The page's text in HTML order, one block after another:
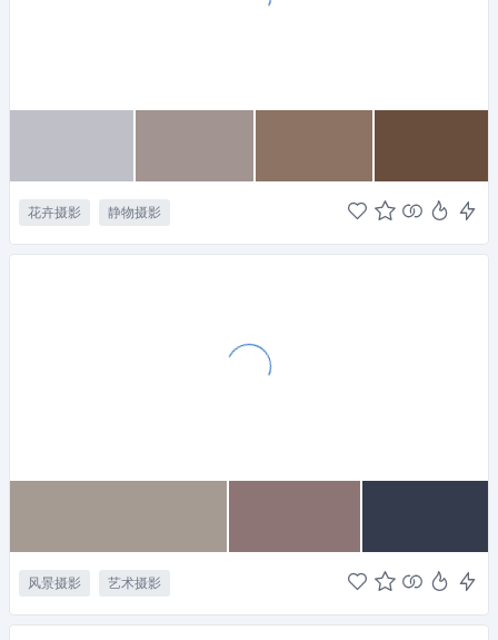
花卉摄影 静物摄影
风景摄影 艺术摄影